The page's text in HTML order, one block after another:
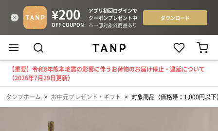
【重要】令和8年熊本地震の影響に伴うお荷物のお届け停止・遅延について
（2026年7月29日更新）
タンプホーム > お中元プレゼント・ギフト > 対象商品（価格帯：1,000円以下